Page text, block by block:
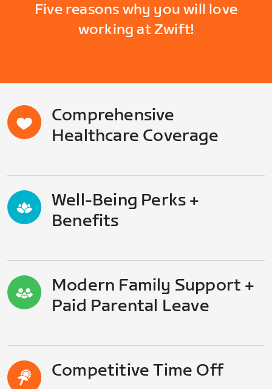
Five reasons why you will love
working at Zwift!
Comprehensive
Healthcare Coverage
Well-Being Perks +
Benefits
Modern Family Support +
Paid Parental Leave
Competitive Time Off